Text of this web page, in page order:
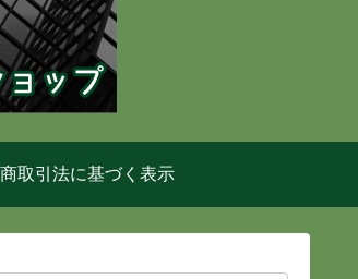
取引法に基づく表示